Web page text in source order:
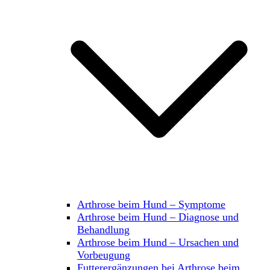
Arthrose beim Hund – Symptome
Arthrose beim Hund – Diagnose und
Behandlung
Arthrose beim Hund – Ursachen und
Vorbeugung
Futterergänzungen bei Arthrose beim